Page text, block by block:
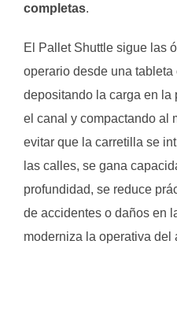
completas.
El Pallet Shuttle sigue las
operario desde una
depositando la carga en la
el canal y compactando al
evitar que la carretilla se
las calles, se gana
profundidad, se reduce
de accidentes o daños en
moderniza la operativa del